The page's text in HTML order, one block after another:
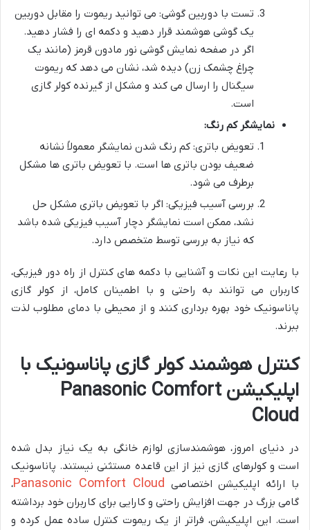
تست با دوربین گوشی: می توانید ریموت را مقابل دوربین
یک گوشی هوشمند قرار دهید و دکمه ای را فشار دهید.
اگر در صفحه نمایش گوشی نور مادون قرمز (مانند یک
چراغ چشمک زن) دیده شد، نشان می دهد که ریموت
سیگنال را ارسال می کند و مشکل از گیرنده کولر گازی
است.
نمایشگر کم رنگ:
تعویض باتری: کم رنگ شدن نمایشگر معمولاً نشانه
ضعیف بودن باتری ها است. با تعویض باتری ها مشکل
برطرف می شود.
بررسی آسیب فیزیکی: اگر با تعویض باتری مشکل حل
نشد، ممکن است نمایشگر دچار آسیب فیزیکی شده باشد
که نیاز به بررسی توسط متخصص دارد.
با رعایت این نکات و آشنایی با دکمه های کنترل از راه دور فیزیکی،
کاربران می توانند به راحتی و با اطمینان کامل، از کولر گازی
پاناسونیک خود بهره برداری کنند و از محیطی با دمای مطلوب لذت
ببرند.
کنترل هوشمند کولر گازی پاناسونیک با
اپلیکیشن Panasonic Comfort
Cloud
در دنیای امروز، هوشمندسازی لوازم خانگی به یک نیاز بدل شده
است و کولرهای گازی نیز از این قاعده مستثنی نیستند. پاناسونیک
با ارائه اپلیکیشن اختصاصی Panasonic Comfort Cloud،
گامی بزرگ در جهت افزایش راحتی و کارایی برای کاربران خود برداشته
است. این اپلیکیشن، فراتر از یک ریموت کنترل ساده عمل کرده و